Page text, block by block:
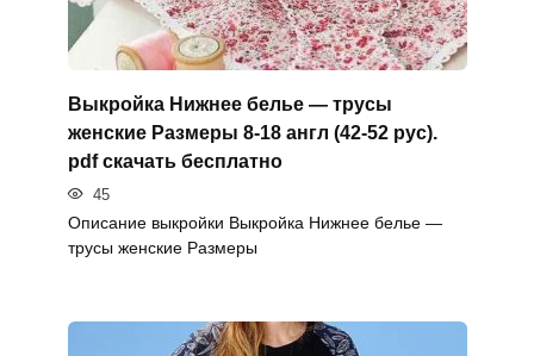
Выкройка Нижнее белье — трусы
женские Размеры 8-18 англ (42-52 рус).
pdf скачать бесплатно
45
Описание выкройки Выкройка Нижнее белье —
трусы женские Размеры